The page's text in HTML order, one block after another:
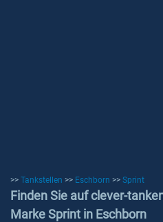
>> Tankstellen >> Eschborn >> Sprint
Finden Sie auf clever-
Marke Sprint in Eschborn